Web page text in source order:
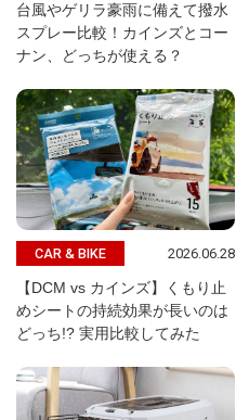
台風やゲリラ豪雨に備えて撥水
スプレー比較！カインズとコー
ナン、どっちが使える？
CAR & BIKE 2026.06.28
【DCM vs カインズ】くもり止
めシートの持続効果が長いのは
どっち!? 実用比較してみた